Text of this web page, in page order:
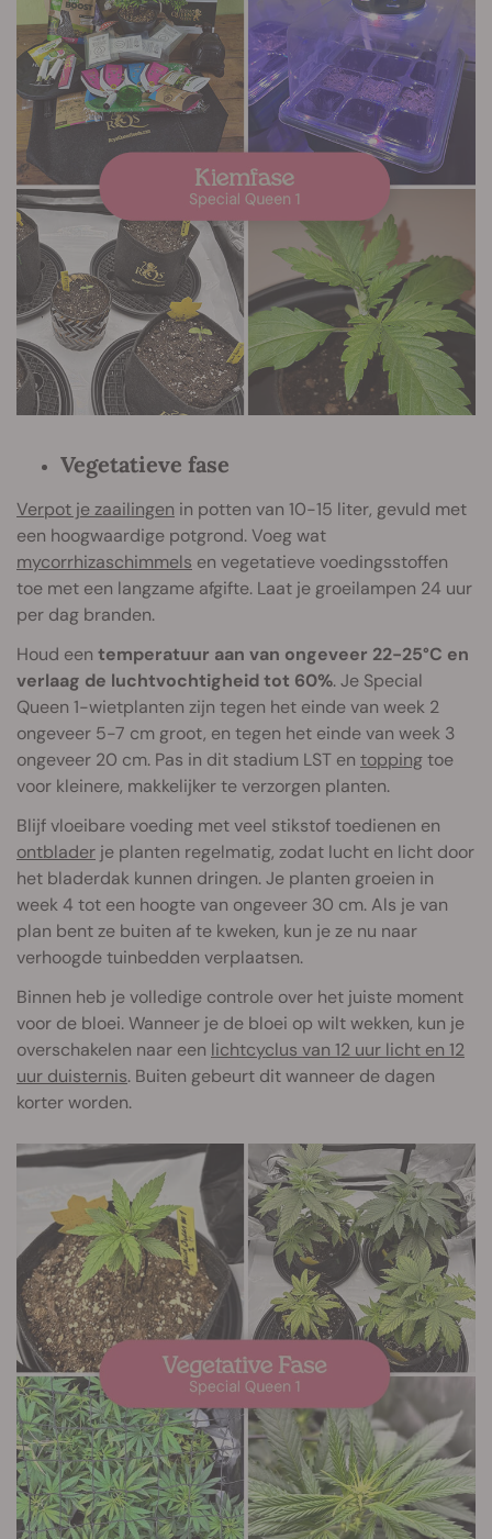
Vegetatieve fase
Verpot je zaailingen in potten van 10-15 liter, gevuld met
een hoogwaardige potgrond. Voeg wat
mycorrhizaschimmels en vegetatieve voedingsstoffen
toe met een langzame afgifte. Laat je groeilampen 24 uur
per dag branden.
Houd een temperatuur aan van ongeveer 22-25°C en
verlaag de luchtvochtigheid tot 60%. Je Special
Queen 1-wietplanten zijn tegen het einde van week 2
ongeveer 5-7 cm groot, en tegen het einde van week 3
ongeveer 20 cm. Pas in dit stadium LST en toppingtoe
voor kleinere, makkelijker te verzorgen planten.
Blijf vloeibare voeding met veel stikstof toedienen en
ontblader je planten regelmatig, zodat lucht en licht door
het bladerdak kunnen dringen. Je planten groeien in
week 4 tot een hoogte van ongeveer 30 cm. Als je van
plan bent ze buiten af te kweken, kun je ze nu naar
verhoogde tuinbedden verplaatsen.
Binnen heb je volledige controle over het juiste moment
voor de bloei. Wanneer je de bloei op wilt wekken, kun je
overschakelen naar een lichtcyclus van 12 uur licht en 12
uur duisternis. Buiten gebeurt dit wanneer de dagen
korter worden.